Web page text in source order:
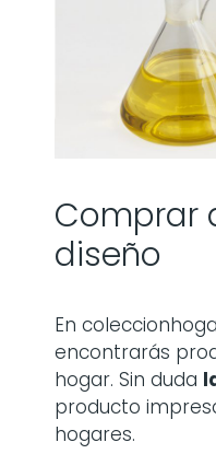
Comprar
diseño
En
encontrarás
hogar. Sin duda
producto
hogares.